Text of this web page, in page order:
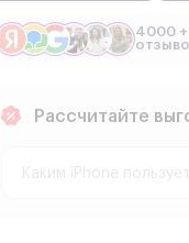
4000 +
Рассчитайте